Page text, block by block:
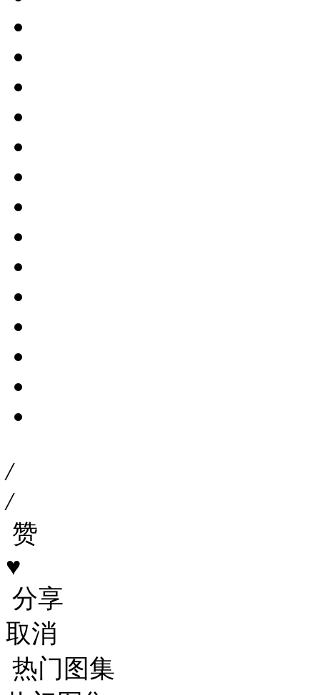
/
/
赞
♥
分享
取消
热门图集